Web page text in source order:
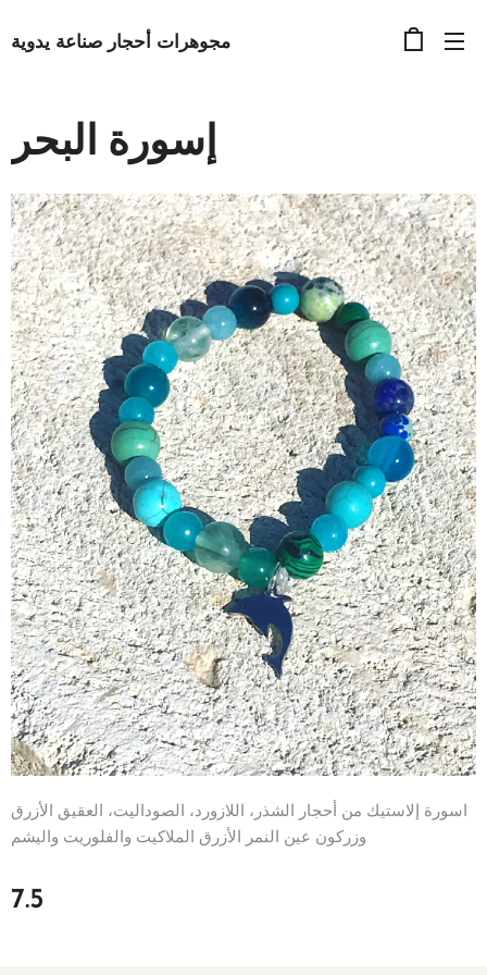
مجوهرات أحجار صناعة يدوية
إسورة البحر
اسورة إلاستيك من أحجار الشذر، اللازورد، الصوداليت، العقيق الأزرق
وزركون عين النمر الأزرق الملاكيت والفلوريت واليشم
7.5